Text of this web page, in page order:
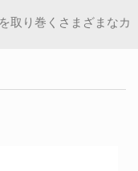
取り巻くさまざまなカ